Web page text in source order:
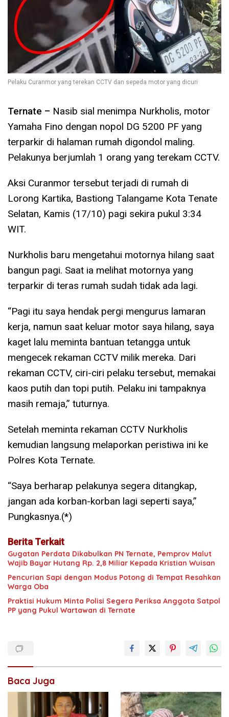
Pelaku Curanmor yang terekan CCTV dan sepeda motor yang dicuri
Ternate – Nasib sial menimpa Nurkholis, motor
Yamaha Fino dengan nopol DG 5200 PF yang
terparkir di halaman rumah digondol maling.
Pelakunya berjumlah 1 orang yang terekam CCTV.
Aksi Curanmor tersebut terjadi di rumah di
Lorong Kartika, Bastiong Talangame Kota Tenate
Selatan, Kamis (17/10) pagi sekira pukul 3:34
WIT.
Nurkholis baru mengetahui motornya hilang saat
bangun pagi. Saat ia melihat motornya yang
terparkir di teras rumah sudah tidak ada lagi.
“Pagi itu saya hendak pergi mengurus lamaran
kerja, namun saat keluar motor saya hilang, saya
kaget lalu meminta bantuan tetangga untuk
mengecek rekaman CCTV milik mereka. Dari
rekaman CCTV, ciri-ciri pelaku tersebut, memakai
kaos putih dan topi putih. Pelaku ini tampaknya
masih remaja,” tuturnya.
Setelah meminta rekaman CCTV Nurkholis
kemudian langsung melaporkan peristiwa ini ke
Polres Kota Ternate.
“Saya berharap pelakunya segera ditangkap,
jangan ada korban-korban lagi seperti saya,”
Pungkasnya.(*)
Berita Terkait
Gugatan Perdata Dikabulkan PN Ternate, Pemprov Malut
Wajib Bayar Hutang Rp. 2,8 Miliar Kepada Kristian Wuisan
Pencurian Sapi dengan Modus Potong di Tempat Resahkan
Warga Oba
Praktisi Hukum Minta Polisi Segera Periksa Anggota Satpol
PP yang Pukul Wartawan di Ternate
Baca Juga